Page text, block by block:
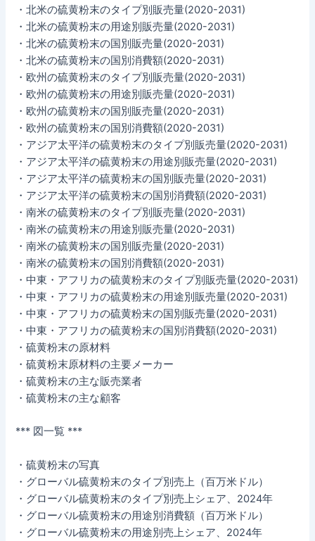
・北米の硫黄粉末のタイプ別販売量(2020-2031)
・北米の硫黄粉末の用途別販売量(2020-2031)
・北米の硫黄粉末の国別販売量(2020-2031)
・北米の硫黄粉末の国別消費額(2020-2031)
・欧州の硫黄粉末のタイプ別販売量(2020-2031)
・欧州の硫黄粉末の用途別販売量(2020-2031)
・欧州の硫黄粉末の国別販売量(2020-2031)
・欧州の硫黄粉末の国別消費額(2020-2031)
・アジア太平洋の硫黄粉末のタイプ別販売量(2020-2031)
・アジア太平洋の硫黄粉末の用途別販売量(2020-2031)
・アジア太平洋の硫黄粉末の国別販売量(2020-2031)
・アジア太平洋の硫黄粉末の国別消費額(2020-2031)
・南米の硫黄粉末のタイプ別販売量(2020-2031)
・南米の硫黄粉末の用途別販売量(2020-2031)
・南米の硫黄粉末の国別販売量(2020-2031)
・南米の硫黄粉末の国別消費額(2020-2031)
・中東・アフリカの硫黄粉末のタイプ別販売量(2020-2031)
・中東・アフリカの硫黄粉末の用途別販売量(2020-2031)
・中東・アフリカの硫黄粉末の国別販売量(2020-2031)
・中東・アフリカの硫黄粉末の国別消費額(2020-2031)
・硫黄粉末の原材料
・硫黄粉末原材料の主要メーカー
・硫黄粉末の主な販売業者
・硫黄粉末の主な顧客
*** 図一覧 ***
・硫黄粉末の写真
・グローバル硫黄粉末のタイプ別売上（百万米ドル）
・グローバル硫黄粉末のタイプ別売上シェア、2024年
・グローバル硫黄粉末の用途別消費額（百万米ドル）
・グローバル硫黄粉末の用途別売上シェア、2024年